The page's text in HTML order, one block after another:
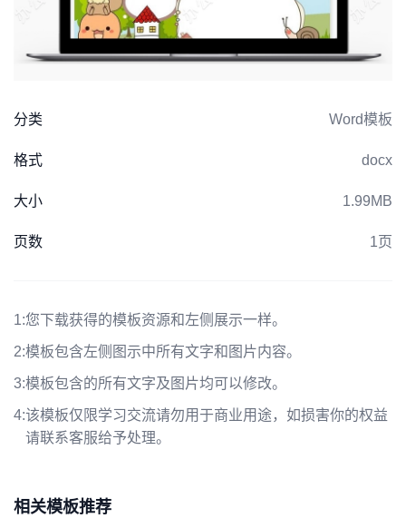
分类 Word模板
格式 docx
大小 1.99MB
页数 1页
1:您下载获得的模板资源和左侧展示一样。
2:模板包含左侧图示中所有文字和图片内容。
3:模板包含的所有文字及图片均可以修改。
4:该模板仅限学习交流请勿用于商业用途，如损害你的权益
请联系客服给予处理。
相关模板推荐